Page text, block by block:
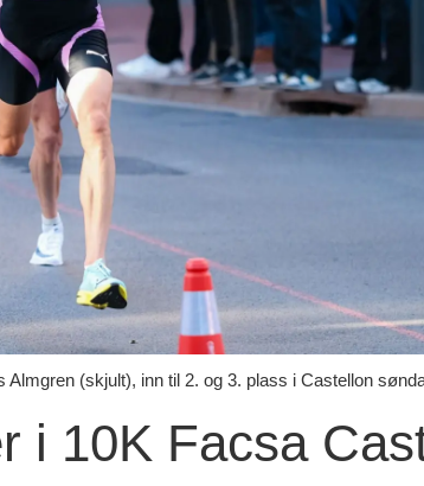
(skjult), inn til 2. og 3. plass i Castellon
i 10K Facsa